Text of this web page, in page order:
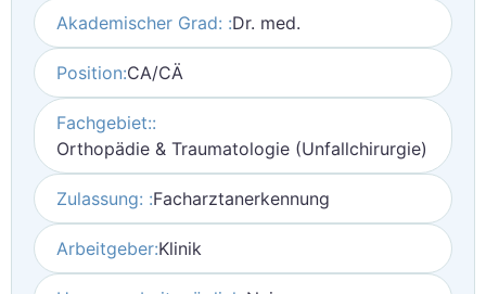
Akademischer Grad: :Dr. med.
Position:CA/CÄ
Fachgebiet::
Orthopädie & Traumatologie (Unfallchirurgie)
Zulassung: :Facharztanerkennung
Arbeitgeber:Klinik